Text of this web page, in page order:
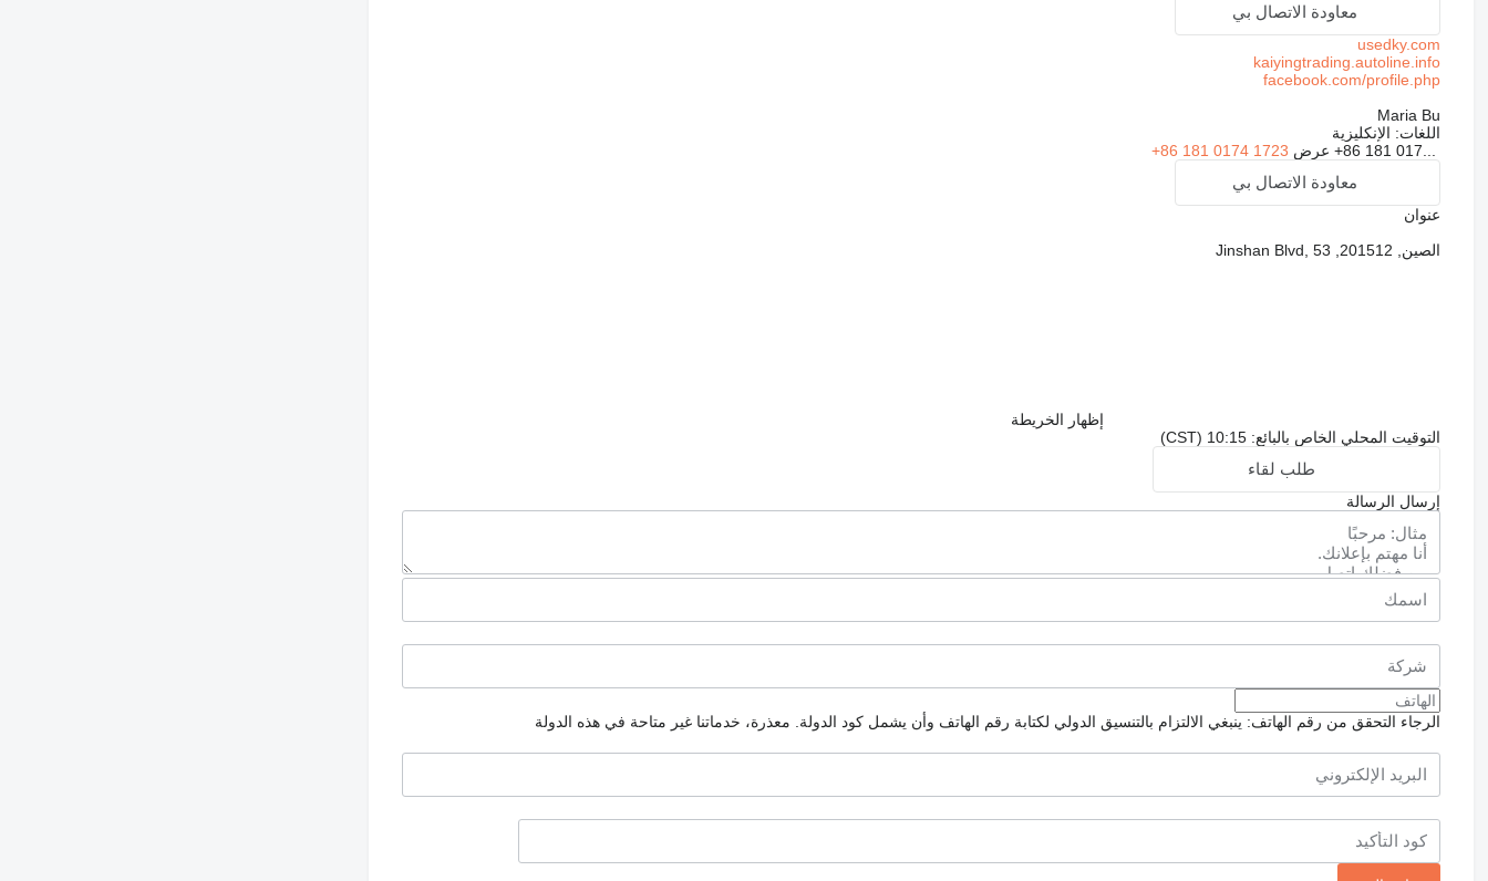
معاودة الاتصال بي
usedky.com
kaiyingtrading.autoline.info
facebook.com/profile.php
Maria Bu
اللغات: الإنكليزية
+86 181 017... عرض +86 181 0174 1723
معاودة الاتصال بي
عنوان
الصين, 201512, Jinshan Blvd, 53
إظهار الخريطة
التوقيت المحلي الخاص بالبائع: 10:15 (CST)
طلب لقاء
إرسال الرسالة
الرجاء التحقق من رقم الهاتف: ينبغي الالتزام بالتنسيق الدولي لكتابة رقم الهاتف وأن يشمل كود الدولة. معذرة، خدماتنا غير متاحة في هذه الدولة